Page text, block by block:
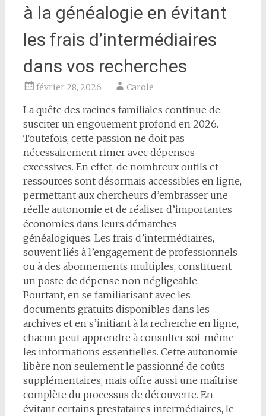
à la généalogie en évitant
les frais d’intermédiaires
dans vos recherches
février 28, 2026 Carole
La quête des racines familiales continue de
susciter un engouement profond en 2026.
Toutefois, cette passion ne doit pas
nécessairement rimer avec dépenses
excessives. En effet, de nombreux outils et
ressources sont désormais accessibles en ligne,
permettant aux chercheurs d’embrasser une
réelle autonomie et de réaliser d’importantes
économies dans leurs démarches
généalogiques. Les frais d’intermédiaires,
souvent liés à l’engagement de professionnels
ou à des abonnements multiples, constituent
un poste de dépense non négligeable.
Pourtant, en se familiarisant avec les
documents gratuits disponibles dans les
archives et en s’initiant à la recherche en ligne,
chacun peut apprendre à consulter soi-même
les informations essentielles. Cette autonomie
libère non seulement le passionné de coûts
supplémentaires, mais offre aussi une maîtrise
complète du processus de découverte. En
évitant certains prestataires intermédiaires, le